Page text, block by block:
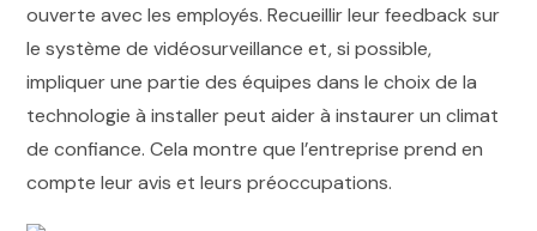
ouverte avec les employés. Recueillir leur feedback sur
le système de vidéosurveillance et, si possible,
impliquer une partie des équipes dans le choix de la
technologie à installer peut aider à instaurer un climat
de confiance. Cela montre que l’entreprise prend en
compte leur avis et leurs préoccupations.